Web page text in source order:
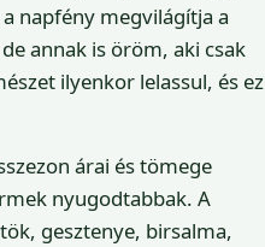
napfény megvilágítja a
annak is öröm, aki csak
ilyenkor lelassul, és ez
árai és tömege
nyugodtabbak. A
gesztenye, birsalma,